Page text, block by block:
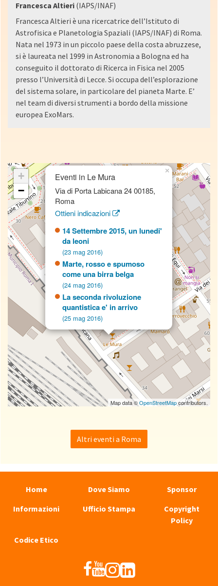
Francesca Altieri (IAPS/INAF)
Francesca Altieri è una ricercatrice dell’Istituto di
Astrofisica e Planetologia Spaziali (IAPS/INAF) di Roma.
Nata nel 1973 in un piccolo paese della costa abruzzese,
si è laureata nel 1999 in Astronomia a Bologna ed ha
conseguito il dottorato di Ricerca in Fisica nel 2005
presso l’Università di Lecce. Si occupa dell’esplorazione
del sistema solare, in particolare del pianeta Marte. E’
nel team di diversi strumenti a bordo della missione
europea ExoMars.
Eventi in Le Mura
Via di Porta Labicana 24 00185,
Roma
Ottieni indicazioni
14 Settembre 2015, un lunedi'
da leoni
(23 mag 2016)
Marte, rosso e spumoso
come una birra belga
(24 mag 2016)
La seconda rivoluzione
quantistica e' in arrivo
(25 mag 2016)
×
+
−
Map data ©OpenStreetMapcontributors.
Altri eventi a Roma
Home Dove Siamo
Sponsor
Informazioni
Ufficio Stampa
Copyright
Policy
Codice Etico